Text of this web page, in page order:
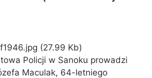
Policji w Sanoku prowadzi
Maculak, 64-letniego